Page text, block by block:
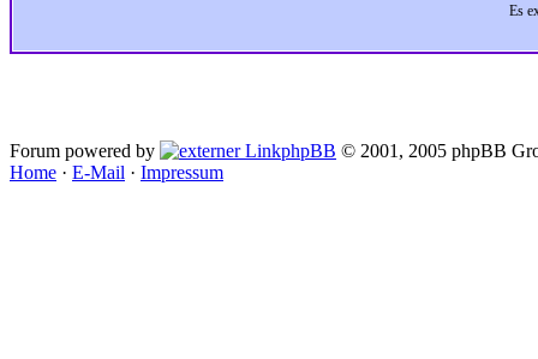
Es
Forum powered by phpBB © 2001, 2005 phpBB
Home · E-Mail · Impressum